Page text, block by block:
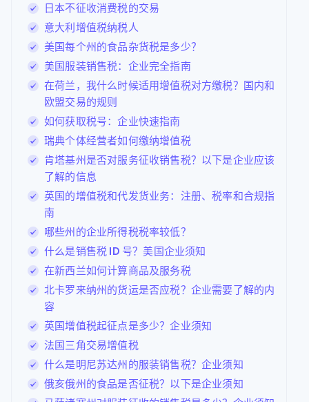
日本不征收消费税的交易
意大利增值税纳税人
美国每个州的食品杂货税是多少？
美国服装销售税：企业完全指南
在荷兰，我什么时候适用增值税对方缴税？国内和
欧盟交易的规则
如何获取税号：企业快速指南
瑞典个体经营者如何缴纳增值税
肯塔基州是否对服务征收销售税？以下是企业应该
了解的信息
英国的增值税和代发货业务：注册、税率和合规指
南
哪些州的企业所得税税率较低？
什么是销售税 ID 号？美国企业须知
在新西兰如何计算商品及服务税
北卡罗来纳州的货运是否应税？企业需要了解的内
容
英国增值税起征点是多少？企业须知
法国三角交易增值税
什么是明尼苏达州的服装销售税？企业须知
俄亥俄州的食品是否征税？以下是企业须知